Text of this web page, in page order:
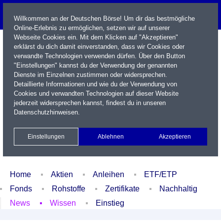
Name / WKN / ISIN / Kürzel
Xetra Realtime
Watchlist Portfolio Login
Home Aktien Anleihen
ETF/ETP
Fonds
Rohstoffe Zertifikate
Nachhaltig
News
Wissen Einstieg
Willkommen an der Deutschen Börse! Um dir das bestmögliche
Online-Erlebnis zu ermöglichen, setzen wir auf unserer
Webseite Cookies ein. Mit dem Klicken auf "Akzeptieren"
erklärst du dich damit einverstanden, dass wir Cookies oder
verwandte Technologien verwenden dürfen. Über den Button
"Einstellungen" kannst du der Verwendung der genannten
Dienste im Einzelnen zustimmen oder widersprechen.
Detaillierte Informationen und wie du der Verwendung von
Cookies und verwandten Technologien auf dieser Website
jederzeit widersprechen kannst, findest du in unseren
Datenschutzhinweisen.
Einstellungen Ablehnen Akzeptieren